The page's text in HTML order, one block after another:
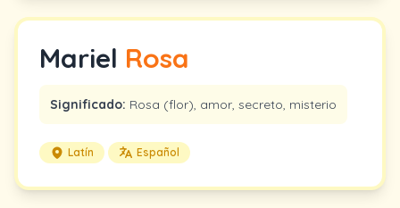
Mariel Rosa
Significado: Rosa (flor), amor, secreto, misterio
Latín Español